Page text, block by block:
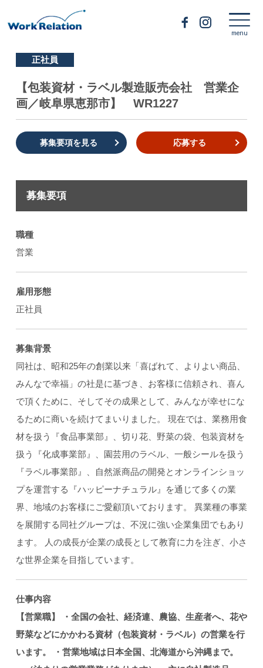
正社員
【包装資材・ラベル製造販売会社 営業企
画／岐阜県恵那市】 WR1227
募集要項を見る 応募する
募集要項
職種
営業
雇用形態
正社員
募集背景
同社は、昭和25年の創業以来「喜ばれて、よりよい商品、
みんなで幸福」の社是に基づき、お客様に信頼され、喜ん
で頂くために、そしてその成果として、みんなが幸せにな
るために商いを続けてまいりました。 現在では、業務用食
材を扱う『食品事業部』、切り花、野菜の袋、包装資材を
扱う『化成事業部』、園芸用のラベル、一般シールを扱う
『ラベル事業部』、自然派商品の開発とオンラインショッ
プを運営する『ハッピーナチュラル』を通じて多くの業
界、地域のお客様にご愛顧頂いております。 異業種の事業
を展開する同社グループは、不況に強い企業集団でもあり
ます。 人の成長が企業の成長として教育に力を注ぎ、小さ
な世界企業を目指しています。
仕事内容
【営業職】
・全国の会社、経済連、農協、生産者へ、花や
野菜などにかかわる資材（包装資材・ラベル）の営業を行
います。
・営業地域は日本全国、北海道から沖縄まで。